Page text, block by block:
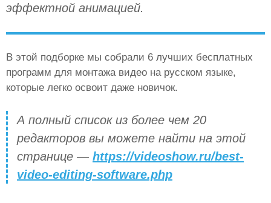
эффектной анимацией.
В этой подборке мы собрали 6 лучших бесплатных
программ для монтажа видео на русском языке,
которые легко освоит даже новичок.
А полный список из более чем 20
редакторов вы можете найти на этой
странице — https://videoshow.ru/best-
video-editing-software.php